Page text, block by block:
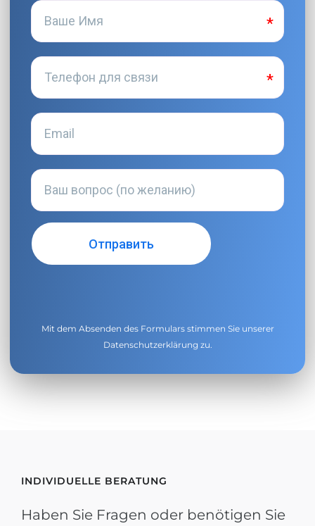
Mit dem Absenden des Formulars stimmen Sie unserer
Datenschutzerklärung zu.
INDIVIDUELLE BERATUNG
Haben Sie Fragen oder benötigen Sie